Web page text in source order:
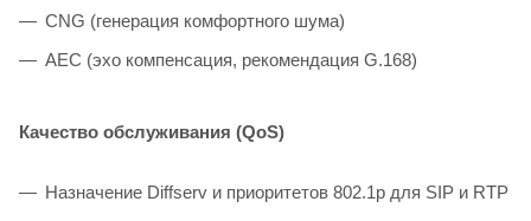
CNG (генерация комфортного шума)
AEC (эхо компенсация, рекомендация G.168)
Качество обслуживания (QoS)
Назначение Diffserv и приоритетов 802.1р для SIP и RTP